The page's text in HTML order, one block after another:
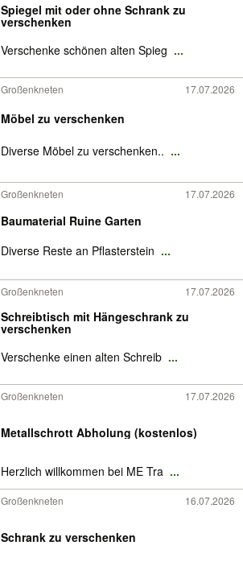
Spiegel mit oder ohne Schrank zu
verschenken
Verschenke schönen alten Spieg ...
Großenkneten 17.07.2026
Möbel zu verschenken
Diverse Möbel zu verschenken.. ...
Großenkneten 17.07.2026
Baumaterial Ruine Garten
Diverse Reste an Pflasterstein ...
Großenkneten 17.07.2026
Schreibtisch mit Hängeschrank zu
verschenken
Verschenke einen alten Schreib ...
Großenkneten 17.07.2026
Metallschrott Abholung (kostenlos)
Herzlich willkommen bei ME Tra ...
Großenkneten 16.07.2026
Schrank zu verschenken